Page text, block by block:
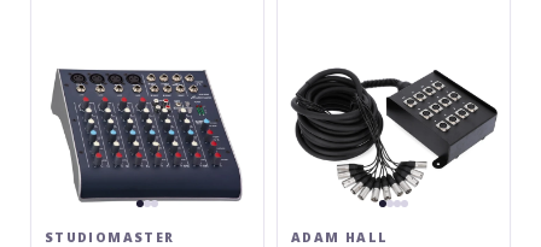
STUDIOMASTER ADAM HALL